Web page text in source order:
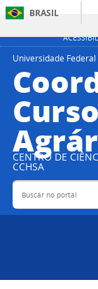
BRASIL
Universidade Federal
CENTRO DE
CCHSA
Buscar no portal